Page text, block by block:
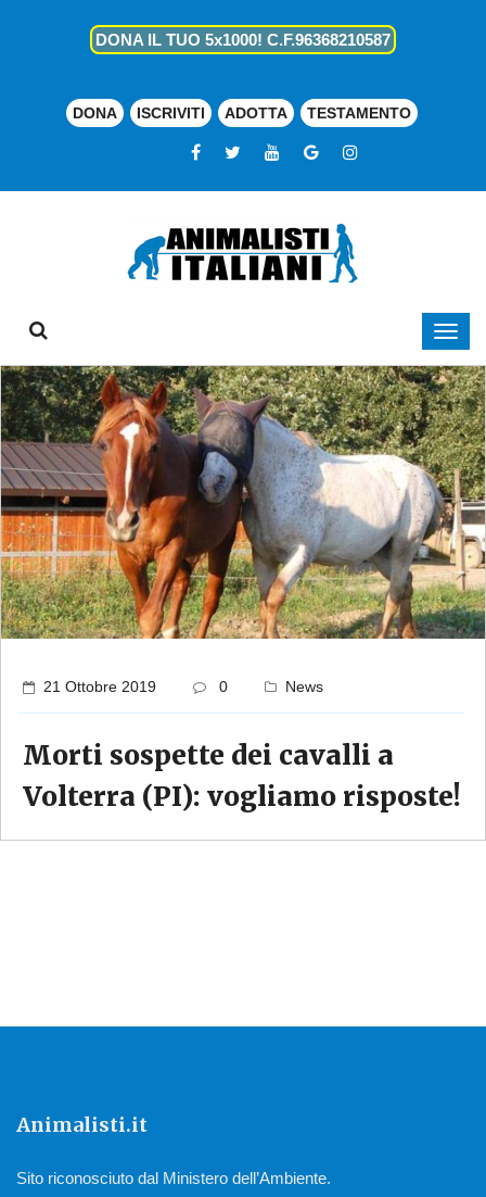
DONA IL TUO 5x1000! C.F.96368210587
DONA ISCRIVITI ADOTTA TESTAMENTO
21 Ottobre 2019 0 News
Morti sospette dei cavalli a
Volterra (PI): vogliamo risposte!
Animalisti.it
Sito riconosciuto dal Ministero dell’Ambiente.